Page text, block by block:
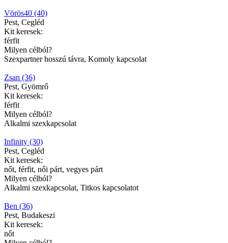
Vörös40 (40)
Pest, Cegléd
Kit keresek:
férfit
Milyen célból?
Szexpartner hosszú távra, Komoly kapcsolat
Zsan (36)
Pest, Gyömrő
Kit keresek:
férfit
Milyen célból?
Alkalmi szexkapcsolat
Infinity (30)
Pest, Cegléd
Kit keresek:
nőt, férfit, női párt, vegyes párt
Milyen célból?
Alkalmi szexkapcsolat, Titkos kapcsolatot
Ben (36)
Pest, Budakeszi
Kit keresek:
nőt